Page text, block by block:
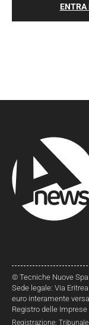
ENTRA
© Tecniche Nuove
Sede legale: Via
euro interamente
Registro delle
Registrazione: